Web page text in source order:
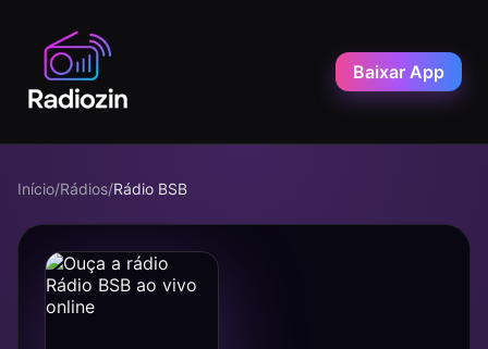
Baixar App
Início/Rádios/Rádio BSB